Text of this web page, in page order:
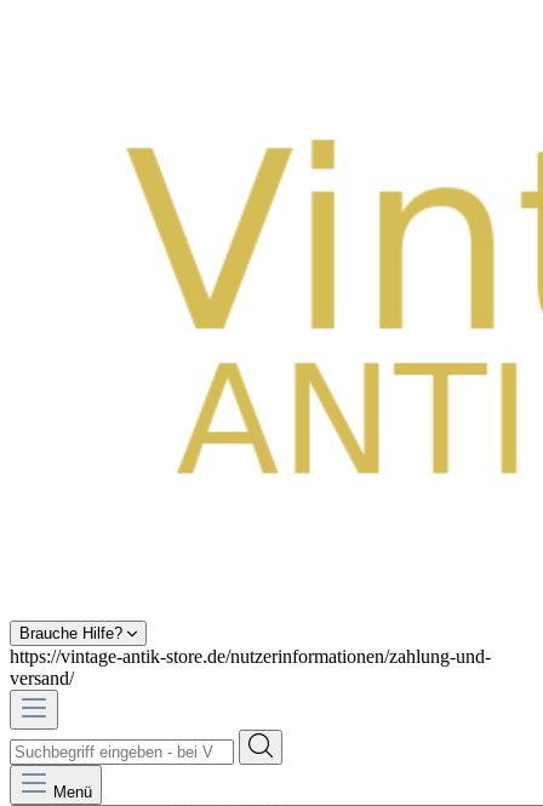
Brauche Hilfe?
https://vintage-antik-store.de/nutzerinformationen/zahlung-und-
versand/
Menü